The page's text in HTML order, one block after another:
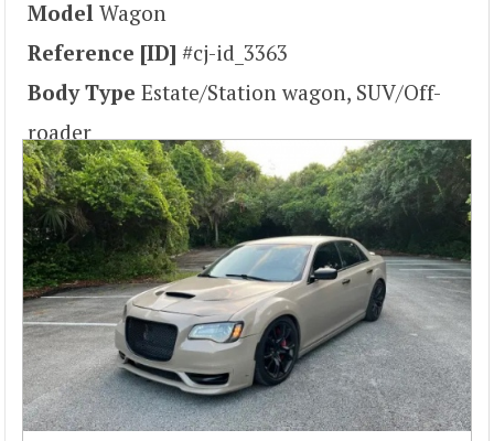
Model Wagon
Reference [ID] #cj-id_3363
Body Type Estate/Station wagon, SUV/Off-
roader